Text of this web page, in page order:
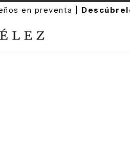
en preventa |